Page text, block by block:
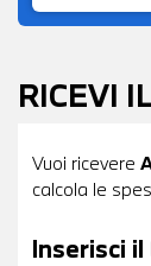
RICEVI
Vuoi ricevere
calcola le
Inserisci